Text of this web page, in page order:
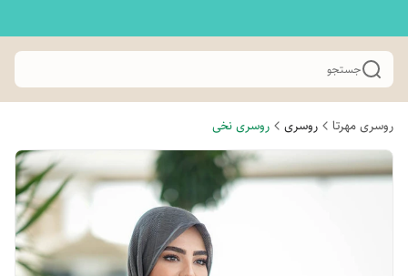
جستجو
روسری مهرتا روسری روسری نخی